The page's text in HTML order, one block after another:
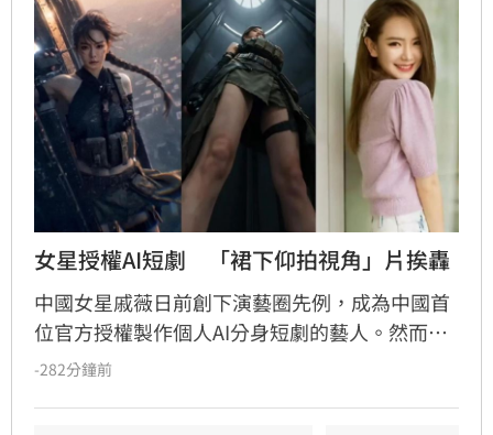
女星授權AI短劇　「裙下仰拍視角」片挨轟
中國女星戚薇日前創下演藝圈先例，成為中國首
位官方授權製作個人AI分身短劇的藝人。然而，
由戚薇AI分身演出的首部作品《末日盛夏》今（7
-282分鐘前